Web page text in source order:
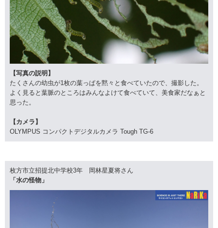
【写真の説明】
たくさんの幼虫が1枚の葉っぱを黙々と食べていたので、撮影した。
よく見ると葉脈のところはみんなよけて食べていて、美食家だなぁと
思った。
【カメラ】
OLYMPUS コンパクトデジタルカメラ Tough TG-6
枚方市立招提北中学校3年 岡林星夏将さん
「水の怪物」